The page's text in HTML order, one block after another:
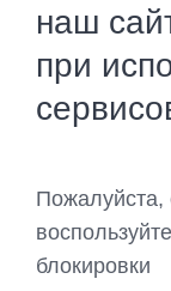
наш
при
Пожалуйста,
блокировки